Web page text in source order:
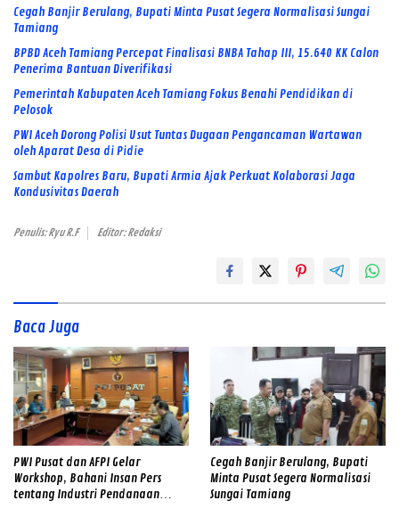
Cegah Banjir Berulang, Bupati Minta Pusat Segera Normalisasi Sungai
Tamiang
BPBD Aceh Tamiang Percepat Finalisasi BNBA Tahap III, 15.640 KK Calon
Penerima Bantuan Diverifikasi
Pemerintah Kabupaten Aceh Tamiang Fokus Benahi Pendidikan di
Pelosok
PWI Aceh Dorong Polisi Usut Tuntas Dugaan Pengancaman Wartawan
oleh Aparat Desa di Pidie
Sambut Kapolres Baru, Bupati Armia Ajak Perkuat Kolaborasi Jaga
Kondusivitas Daerah
Penulis: Ryu R.F Editor: Redaksi
Baca Juga
PWI Pusat dan AFPI Gelar
Workshop, Bahani Insan Pers
tentang Industri Pendanaan
Cegah Banjir Berulang, Bupati
Minta Pusat Segera Normalisasi
Sungai Tamiang